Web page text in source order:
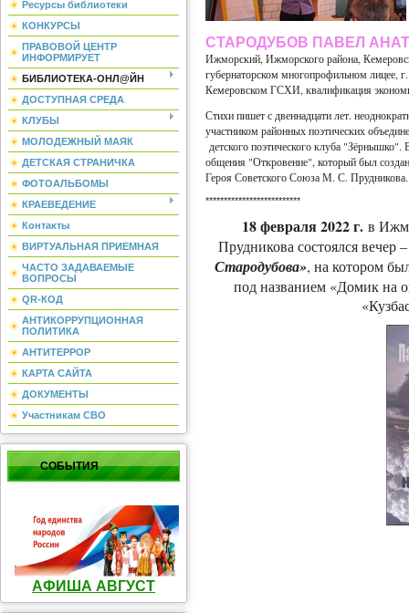
Ресурсы библиотеки
КОНКУРСЫ
ПРАВОВОЙ ЦЕНТР
ИНФОРМИРУЕТ
БИБЛИОТЕКА-ОНЛ@ЙН
ДОСТУПНАЯ СРЕДА
КЛУБЫ
МОЛОДЕЖНЫЙ МАЯК
ДЕТСКАЯ СТРАНИЧКА
ФОТОАЛЬБОМЫ
КРАЕВЕДЕНИЕ
Контакты
ВИРТУАЛЬНАЯ ПРИЕМНАЯ
ЧАСТО ЗАДАВАЕМЫЕ
ВОПРОСЫ
QR-КОД
АНТИКОРРУПЦИОННАЯ
ПОЛИТИКА
АНТИТЕРРОР
КАРТА САЙТА
ДОКУМЕНТЫ
Участникам СВО
СОБЫТИЯ
АФИША АВГУСТ
СТАРОДУБОВ ПАВЕЛ
Ижморский, Ижморского района,
губернаторском многопрофильном лицее,
Кемеровском ГСХИ, квалификация
Стихи пишет с двеннадцати лет.
участником районных поэтических
детского поэтического клуба "Зёрнышко".
общения "Откровение", который был
Героя Советского Союза М. С. Прудникова.
**************************
18 февраля 2022 г. в
Прудникова состоялся вечер
Стародубова», на котором
под названием «Домик на